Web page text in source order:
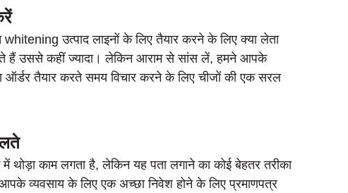
उत्पाद लाइनों के लिए तैयार करने के लिए क्या लेता
हैं उससे कहीं ज्यादा। लेकिन आराम से सांस लें, हमने आपके
ऑर्डर तैयार करते समय विचार करने के लिए चीजों की एक सरल
में थोड़ा काम लगता है, लेकिन यह पता लगाने का कोई बेहतर तरीका
आपके व्यवसाय के लिए एक अच्छा निवेश होने के लिए प्रमाणपत्र